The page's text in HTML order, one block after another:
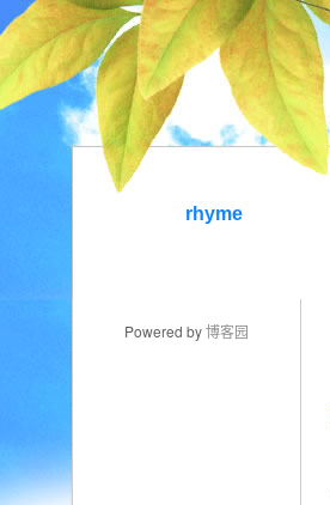
rhyme
Powered by博客园